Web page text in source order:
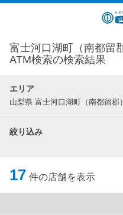
富士河口湖町（南都留
ATM検索の検索結果
エリア
山梨県 富士河口湖町（南都留郡）
絞り込み
17 件の店舗を表示